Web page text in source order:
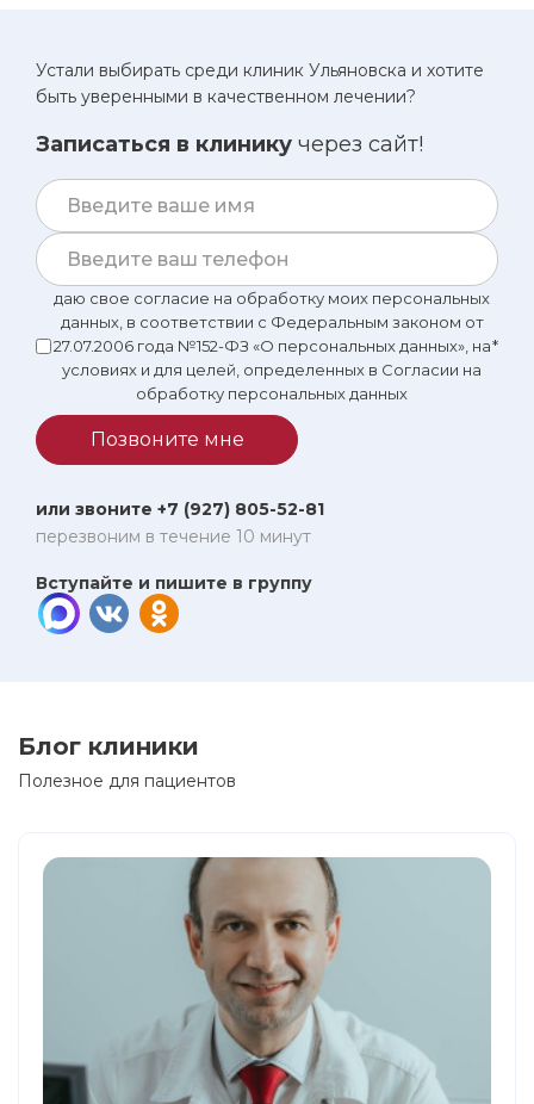
Устали выбирать среди клиник Ульяновска и хотите
быть уверенными в качественном лечении?
Записаться в клинику через сайт!
даю свое согласие на обработку моих персональных
данных, в соответствии с Федеральным законом от
27.07.2006 года №152-ФЗ «О персональных данных», на
условиях и для целей, определенных в Согласии на
обработку персональных данных
*
Позвоните мне
или звоните +7 (927) 805-52-81
перезвоним в течение 10 минут
Вступайте и пишите в группу
Блог клиники
Полезное для пациентов